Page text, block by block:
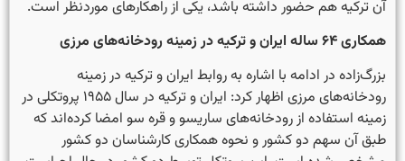
آن ترکیه هم حضور داشته باشد، یکی از راهکارهای موردنظر است.
همکاری ۶۴ ساله ایران و ترکیه در زمینه رودخانه‌های مرزی
بزرگ‌زاده در ادامه با اشاره به روابط ایران و ترکیه در زمینه
رودخانه‌های مرزی اظهار کرد: ایران و ترکیه در سال ۱۹۵۵ پروتکلی در
زمینه استفاده از رودخانه‌های ساریسو و قره سو امضا کرده‌اند که
طبق آن سهم دو کشور و نحوه همکاری کارشناسان دو کشور